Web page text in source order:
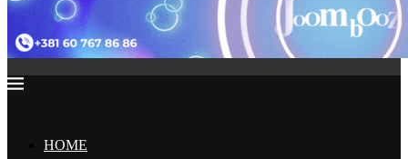
HOME